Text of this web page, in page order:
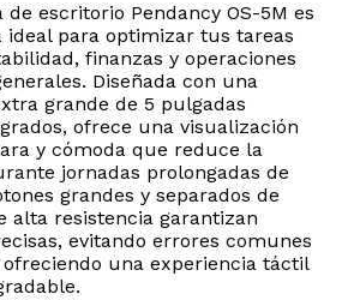
escritorio Pendancy OS-5M es
ideal para optimizar tus tareas
finanzas y operaciones
Diseñada con una
grande de 5 pulgadas
ofrece una visualización
y cómoda que reduce la
jornadas prolongadas de
grandes y separados de
alta resistencia garantizan
evitando errores comunes
una experiencia táctil